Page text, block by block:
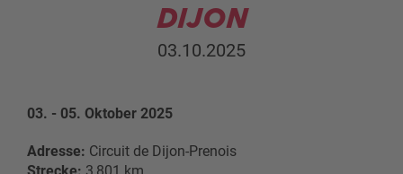
DIJON
03.10.2025
03. - 05. Oktober 2025
Adresse: Circuit de Dijon-Prenois